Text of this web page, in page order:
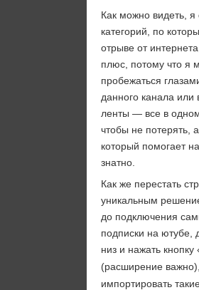
Как можно видеть, я
категорий, по
отрыве от
плюс, потому что я
пробежаться
данного канала или
ленты — все в одном
чтобы не потерять,
который помогает
знатно.
Как же перестать
уникальным
до подключения
подписки на ютубе,
низ и нажать кнопку
(расширение важно),
импортировать